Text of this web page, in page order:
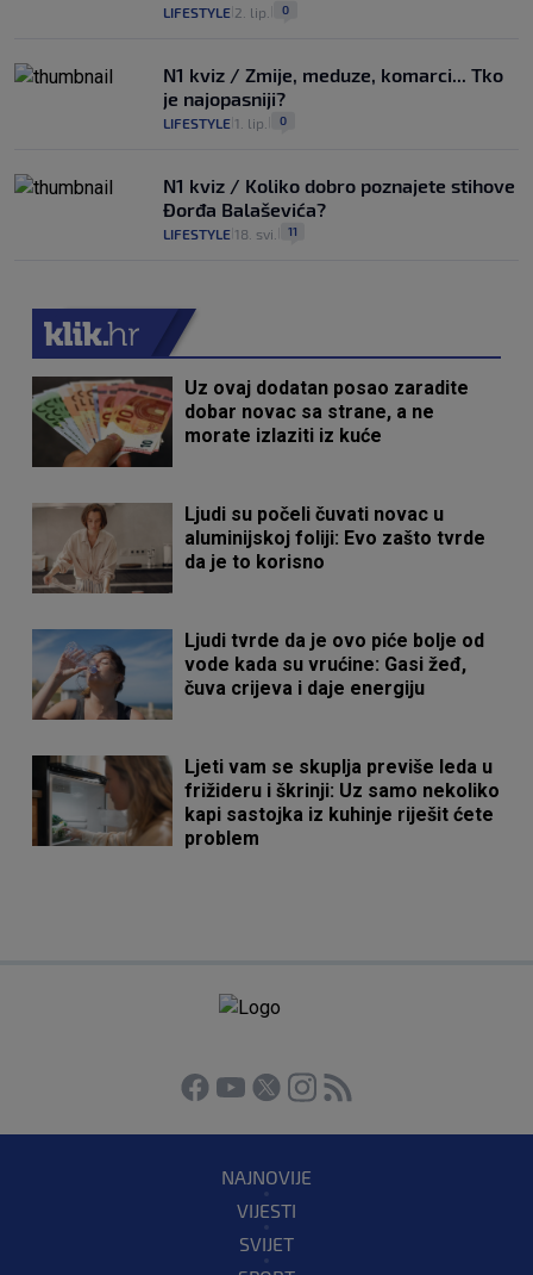
LIFESTYLE 2. lip. 0
N1 kviz / Zmije, meduze, komarci... Tko
je najopasniji?
LIFESTYLE 1. lip. 0
N1 kviz / Koliko dobro poznajete stihove
Đorđa Balaševića?
LIFESTYLE 18. svi. 11
Uz ovaj dodatan posao zaradite
dobar novac sa strane, a ne
morate izlaziti iz kuće
Ljudi su počeli čuvati novac u
aluminijskoj foliji: Evo zašto tvrde
da je to korisno
Ljudi tvrde da je ovo piće bolje od
vode kada su vrućine: Gasi žeđ,
čuva crijeva i daje energiju
Ljeti vam se skuplja previše leda u
frižideru i škrinji: Uz samo nekoliko
kapi sastojka iz kuhinje riješit ćete
problem
NAJNOVIJE
VIJESTI
SVIJET